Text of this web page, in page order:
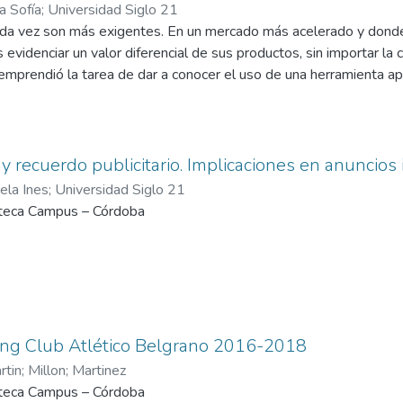
y correlacional/ descriptiva.
resulta importante en la elección de nuevos productos de
entendemos como marca, es que el presente trabajo logra
la misma cumple un rol algo más importante que la mera
Sofía; Universidad Siglo 21
vez son más exigentes. En un mercado más acelerado y
evidenciar un valor diferencial de sus productos, sin importar la
la tarea de dar a conocer el uso de una herramienta
considerado un enfoque para poder analizar el
si existe relación entre los aromas expuestos en los
los mismos y el aumento de las ventas. Se llevó a cabo en una
ubicado en la capital de la provincia de Córdoba, Argentina.
el afán de conocer técnicas alternativas vinculadas al
recuerdo publicitario. Implicaciones en
Ines; Universidad Siglo 21
Campus – Córdoba
Club Atlético Belgrano 2016-2018
; Millon; Martinez
Campus – Córdoba